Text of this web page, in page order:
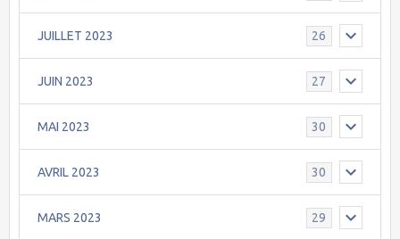
JUILLET 2023 26
JUIN 2023 27
MAI 2023 30
AVRIL 2023 30
MARS 2023 29